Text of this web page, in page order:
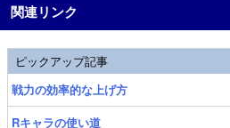
関連リンク
ピックアップ記事
戦力の効率的な上げ方
Rキャラの使い道